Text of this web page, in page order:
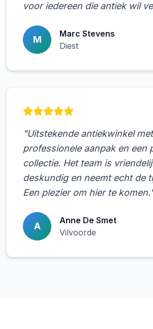
voor iedereen die antiek wil
M
Marc Stevens
Diest
"Uitstekende antiekwinkel
professionele aanpak en een
collectie. Het team is
deskundig en neemt echt de
Een plezier om hier te
A
Anne De Smet
Vilvoorde